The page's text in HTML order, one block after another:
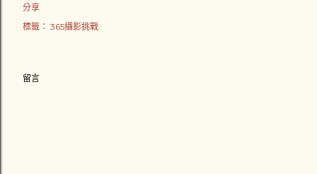
分享
標籤： 365攝影挑戰
留言